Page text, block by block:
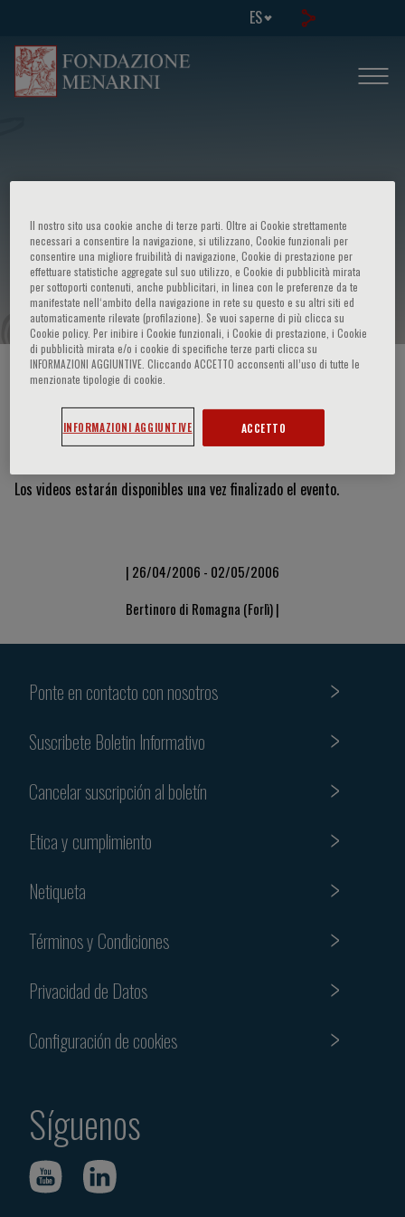
ES
19th course in - Medical genetics
HOME PAGE / CURSOS Y EVENTOS
Vídeos y diapositivas
Los videos estarán disponibles una vez finalizado el evento.
| 26/04/2006 - 02/05/2006
Bertinoro di Romagna (Forlì) |
Ponte en contacto con nosotros
Suscribete Boletin Informativo
Cancelar suscripción al boletín
Etica y cumplimiento
Netiqueta
Términos y Condiciones
Privacidad de Datos
Configuración de cookies
Síguenos
Il nostro sito usa cookie anche di terze parti. Oltre ai Cookie strettamente
necessari a consentire la navigazione, si utilizzano, Cookie funzionali per
consentire una migliore fruibilità di navigazione, Cookie di prestazione per
effettuare statistiche aggregate sul suo utilizzo, e Cookie di pubblicità mirata
per sottoporti contenuti, anche pubblicitari, in linea con le preferenze da te
manifestate nell‘ambito della navigazione in rete su questo e su altri siti ed
automaticamente rilevate (profilazione). Se vuoi saperne di più clicca su
Cookie policy. Per inibire i Cookie funzionali, i Cookie di prestazione, i Cookie
di pubblicità mirata e/o i cookie di specifiche terze parti clicca su
INFORMAZIONI AGGIUNTIVE. Cliccando ACCETTO acconsenti all’uso di tutte le
menzionate tipologie di cookie.
INFORMAZIONI AGGIUNTIVE ACCETTO